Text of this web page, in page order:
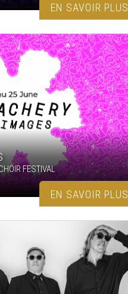
EN SAVOIR PLUS
FESTIVAL
EN SAVOIR PLUS